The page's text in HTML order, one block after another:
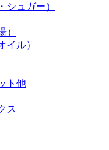
シュガー）
）
イル）
ト他
ス